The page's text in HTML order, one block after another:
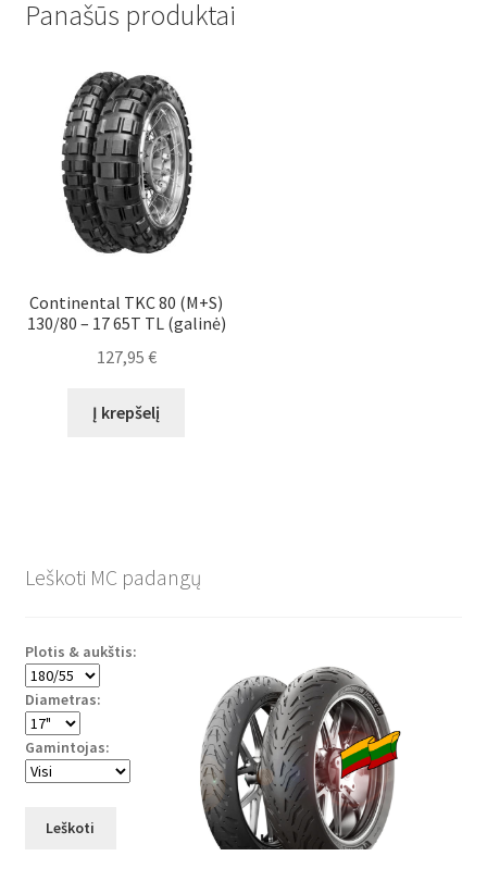
Panašūs produktai
Continental TKC 80 (M+S)
130/80 – 17 65T TL (galinė)
127,95 €
Į krepšelį
Leškoti MC padangų
Plotis & aukštis:
Diametras:
Gamintojas:
Leškoti